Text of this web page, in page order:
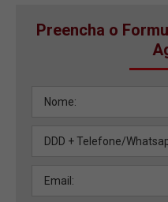
Preencha o